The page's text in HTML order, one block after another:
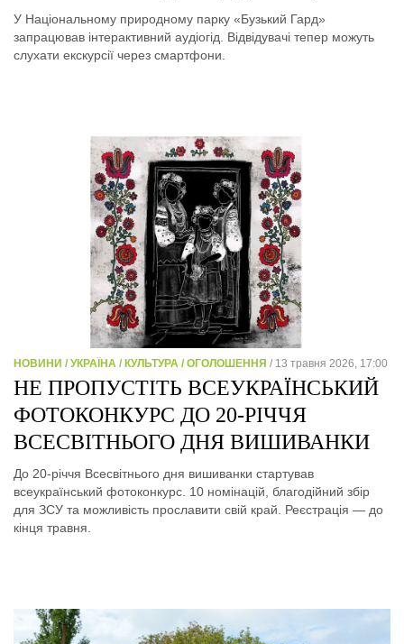
У Національному природному парку «Бузький Гард»
запрацював інтерактивний аудіогід. Відвідувачі тепер можуть
слухати екскурсії через смартфони.
НОВИНИ / УКРАЇНА / КУЛЬТУРА / ОГОЛОШЕННЯ / 13 травня 2026, 17:00
НЕ ПРОПУСТІТЬ ВСЕУКРАЇНСЬКИЙ
ФОТОКОНКУРС ДО 20-РІЧЧЯ
ВСЕСВІТНЬОГО ДНЯ ВИШИВАНКИ
До 20-річчя Всесвітнього дня вишиванки стартував
всеукраїнський фотоконкурс. 10 номінацій, благодійний збір
для ЗСУ та можливість прославити свій край. Реєстрація — до
кінця травня.